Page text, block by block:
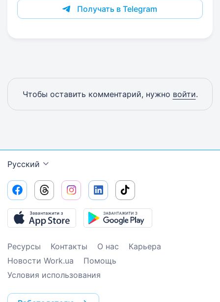
Получать в Telegram
Чтобы оставить комментарий, нужно войти.
Русский
Ресурсы Контакты О нас
Карьера
Новости Work.ua
Помощь
Условия использования